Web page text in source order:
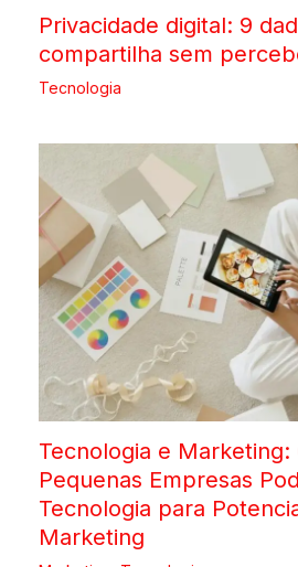
Privacidade digital: 9
compartilha sem
Tecnologia
Tecnologia e Marketing:
Pequenas Empresas
Tecnologia para
Marketing